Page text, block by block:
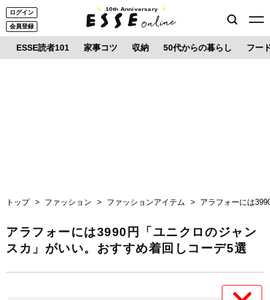
ログイン
会員登録
10th Anniversary
ESSE読者101 家事コツ 収納 50代からの暮らし フー
トップ ファッション ファッションアイテム アラフォーには
アラフォーには3990円「ユニクロのジャン
スカ」がいい。おすすめ着回しコーデ5選